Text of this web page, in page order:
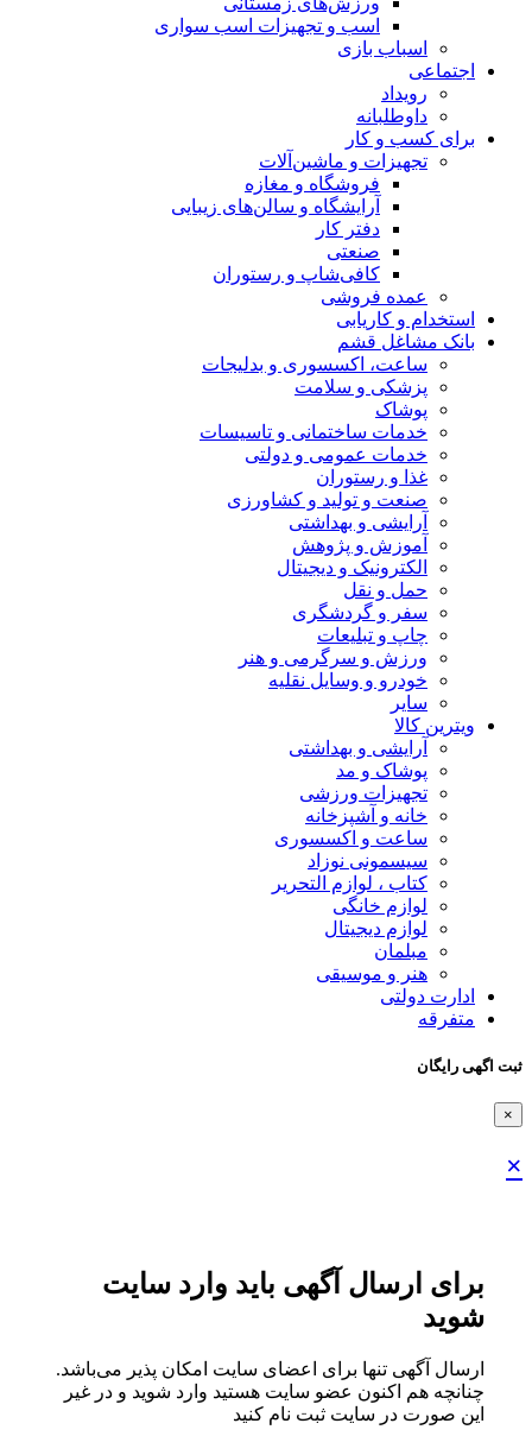
اسب و تجهیزات اسب سواری
اسباب‌ بازی
اجتماعی
رویداد
داوطلبانه
برای کسب و کار
تجهیزات و ماشین‌آلات
فروشگاه و مغازه
آرایشگاه و سالن‌های زیبایی
دفتر کار
صنعتی
کافی‌شاپ و رستوران
عمده فروشی
استخدام و کاریابی
بانک مشاغل قشم
ساعت، اکسسوری و بدلیجات
پزشکی و سلامت
پوشاک
خدمات ساختمانی و تاسیسات
خدمات عمومی و دولتی
غذا و رستوران
صنعت و تولید و کشاورزی
آرایشی و بهداشتی
آموزش و پژوهش
الکترونیک و دیجیتال
حمل و نقل
سفر و گردشگری
چاپ و تبلیعات
ورزش و سرگرمی و هنر
خودرو و وسایل نقلیه
سایر
ویترین کالا
آرایشی و بهداشتی
پوشاک و مد
تجهیزات ورزشی
خانه و آشپزخانه
ساعت و اکسسوری
سیسمونی نوزاد
کتاب ، لوازم التحریر
لوازم خانگی
لوازم دیجیتال
مبلمان
هنر و موسیقی
ادارت دولتی
متفرقه
ثبت اگهی رایگان
×
×
برای ارسال آگهی باید وارد سایت
شوید
ارسال آگهی تنها برای اعضای سایت امکان پذیر می‌باشد.
چنانچه هم‌ اکنون عضو سایت هستید وارد شوید و در غیر
این صورت در سایت ثبت نام کنید